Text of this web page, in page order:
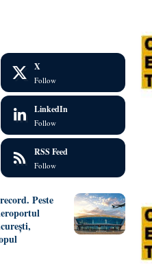
X
Follow
LinkedIn
Follow
RSS Feed
Follow
Peste